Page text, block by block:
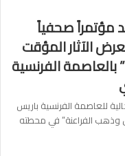
مؤتمراً صحفياً
الآثار المؤقت
الفرنسية
للعاصمة الفرنسية باريس
وذهب الفراعنة” في محطته